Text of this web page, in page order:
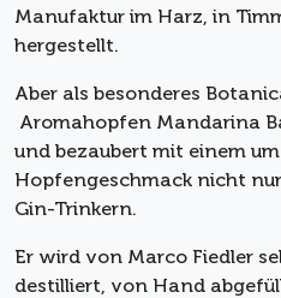
Manufaktur im Harz, in
hergestellt.
Aber als besonderes
Aromahopfen Mandarina
und bezaubert mit einem
Hopfengeschmack nicht
Gin-Trinkern.
Er wird von Marco Fiedler
destilliert, von Hand